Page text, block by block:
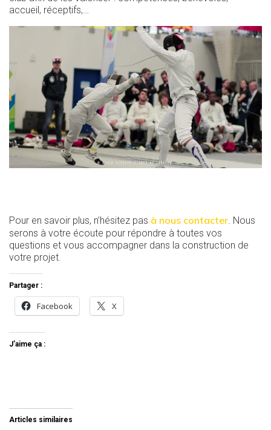
accueil, réceptifs,…
Pour en savoir plus, n’hésitez pas à nous contacter. Nous
serons à votre écoute pour répondre à toutes vos
questions et vous accompagner dans la construction de
votre projet.
Partager :
Facebook X
J’aime ça :
Articles similaires